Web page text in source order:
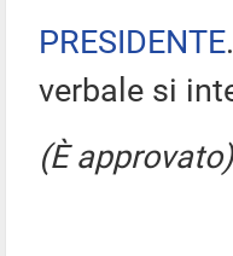
PRESIDENTE
verbale si
(È approvato)